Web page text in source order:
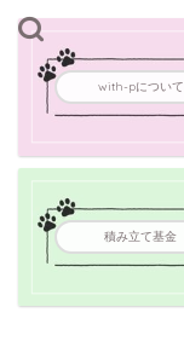
with-pについて
積み立て基金